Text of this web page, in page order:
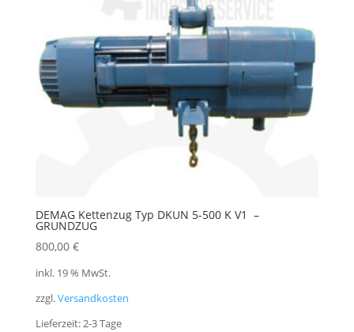
DEMAG Kettenzug Typ DKUN 5-500 K V1 –
GRUNDZUG
800,00 €
inkl. 19 % MwSt.
zzgl.Versandkosten
Lieferzeit:2-3 Tage